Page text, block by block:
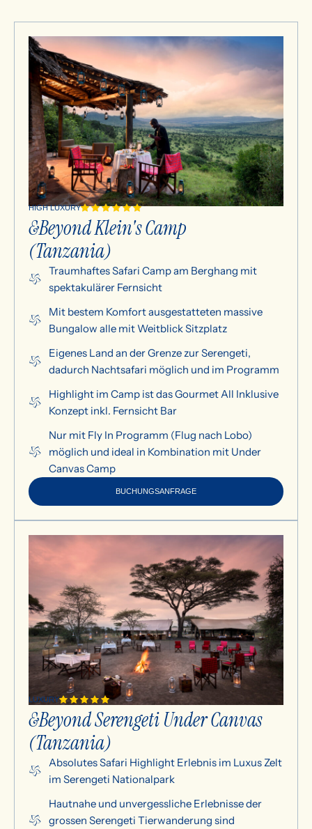
HIGH LUXURY
&Beyond Klein's Camp
(Tanzania)
Traumhaftes Safari Camp am Berghang mit
spektakulärer Fernsicht
Mit bestem Komfort ausgestatteten massive
Bungalow alle mit Weitblick Sitzplatz
Eigenes Land an der Grenze zur Serengeti,
dadurch Nachtsafari möglich und im Programm
Highlight im Camp ist das Gourmet All Inklusive
Konzept inkl. Fernsicht Bar
Nur mit Fly In Programm (Flug nach Lobo)
möglich und ideal in Kombination mit Under
Canvas Camp
BUCHUNGSANFRAGE
LUXURY
&Beyond Serengeti Under Canvas
(Tanzania)
Absolutes Safari Highlight Erlebnis im Luxus Zelt
im Serengeti Nationalpark
Hautnahe und unvergessliche Erlebnisse der
grossen Serengeti Tierwanderung sind